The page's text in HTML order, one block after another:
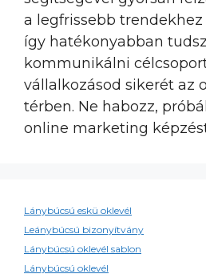
a legfrissebb
így hatékonyabban
kommunikálni
vállalkozásod sikerét az
térben. Ne habozz,
online marketing
Lánybúcsú eskü oklevél
Leánybúcsú bizonyítvány
Lánybúcsú oklevél sablon
Lánybúcsú oklevél